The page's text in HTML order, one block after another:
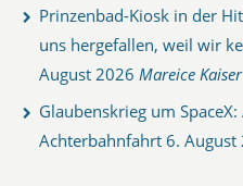
Prinzenbad-Kiosk in der
uns hergefallen, weil wir
August 2026 Mareice Kaiser
Glaubenskrieg um
Achterbahnfahrt 6. August